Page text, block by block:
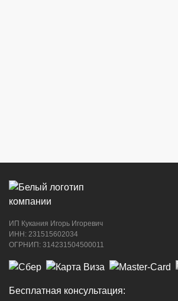
ИП Кукания Игорь Игоревич
ИНН: 231515602034
ОГРНИП: 314231504500011
Бесплатная консультация: